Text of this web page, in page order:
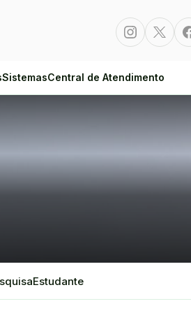
Instagram
SistemasCentral de Atendimento
Estudante